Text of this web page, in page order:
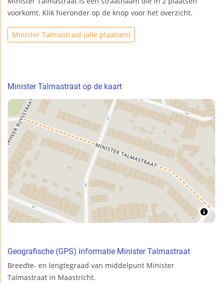
voorkomt. Klik hieronder op de knop voor het overzicht.
Minister Talmastraat (alle plaatsen)
Minister Talmastraat op de kaart
Geografische (GPS) informatie Minister Talmastraat
Breedte- en lengtegraad van middelpunt Minister
Talmastraat in Maastricht.